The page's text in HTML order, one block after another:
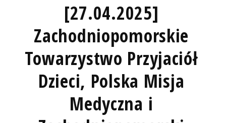
[27.04.2025]
Zachodniopomorskie
Towarzystwo Przyjaciół
Dzieci, Polska Misja
Medyczna i